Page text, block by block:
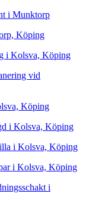
i Munktorp
Köping
i Kolsva, Köping
vid
Köping
i Kolsva, Köping
i Kolsva, Köping
i Kolsva, Köping
i